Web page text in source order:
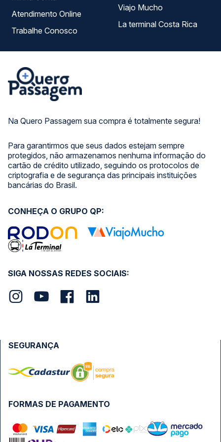
Na Quero Passagem sua compra é totalmente segura!
Para garantirmos que seus dados estejam sempre
protegidos, não armazenamos nenhuma informação do
cartão de crédito utilizado, seguindo os protocolos de
criptografia e de segurança das principais instituições
bancárias do Brasil.
Atendimento Online
Trabalhe Conosco
Viajo Mucho
La terminal Costa Rica
SIGA NOSSAS REDES SOCIAIS:
CONHEÇA O GRUPO QP:
FORMAS DE PAGAMENTO
SEGURANÇA